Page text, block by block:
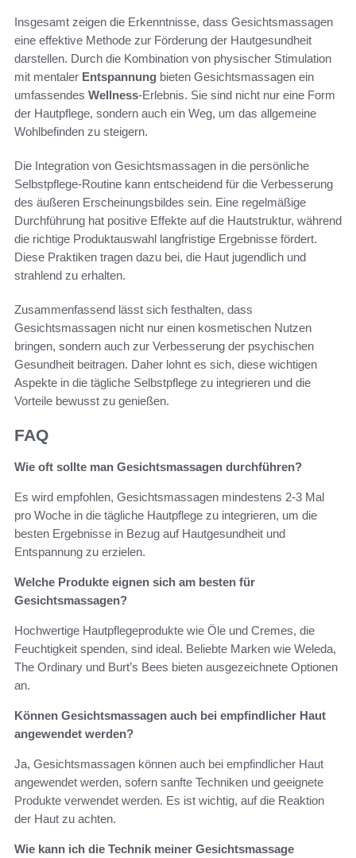
Insgesamt zeigen die Erkenntnisse, dass Gesichtsmassagen
eine effektive Methode zur Förderung der Hautgesundheit
darstellen. Durch die Kombination von physischer Stimulation
mit mentaler Entspannung bieten Gesichtsmassagen ein
umfassendes Wellness-Erlebnis. Sie sind nicht nur eine Form
der Hautpflege, sondern auch ein Weg, um das allgemeine
Wohlbefinden zu steigern.
Die Integration von Gesichtsmassagen in die persönliche
Selbstpflege-Routine kann entscheidend für die Verbesserung
des äußeren Erscheinungsbildes sein. Eine regelmäßige
Durchführung hat positive Effekte auf die Hautstruktur, während
die richtige Produktauswahl langfristige Ergebnisse fördert.
Diese Praktiken tragen dazu bei, die Haut jugendlich und
strahlend zu erhalten.
Zusammenfassend lässt sich festhalten, dass
Gesichtsmassagen nicht nur einen kosmetischen Nutzen
bringen, sondern auch zur Verbesserung der psychischen
Gesundheit beitragen. Daher lohnt es sich, diese wichtigen
Aspekte in die tägliche Selbstpflege zu integrieren und die
Vorteile bewusst zu genießen.
FAQ
Wie oft sollte man Gesichtsmassagen durchführen?
Es wird empfohlen, Gesichtsmassagen mindestens 2-3 Mal
pro Woche in die tägliche Hautpflege zu integrieren, um die
besten Ergebnisse in Bezug auf Hautgesundheit und
Entspannung zu erzielen.
Welche Produkte eignen sich am besten für
Gesichtsmassagen?
Hochwertige Hautpflegeprodukte wie Öle und Cremes, die
Feuchtigkeit spenden, sind ideal. Beliebte Marken wie Weleda,
The Ordinary und Burt’s Bees bieten ausgezeichnete Optionen
an.
Können Gesichtsmassagen auch bei empfindlicher Haut
angewendet werden?
Ja, Gesichtsmassagen können auch bei empfindlicher Haut
angewendet werden, sofern sanfte Techniken und geeignete
Produkte verwendet werden. Es ist wichtig, auf die Reaktion
der Haut zu achten.
Wie kann ich die Technik meiner Gesichtsmassage